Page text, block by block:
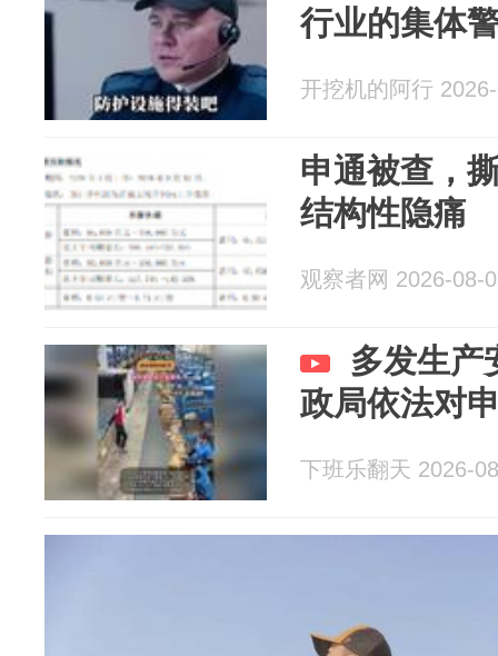
行业的集体
开挖机的阿行
申通被查，
结构性隐痛
观察者网 2026-08-
多发生产
政局依法对
下班乐翻天 2026-